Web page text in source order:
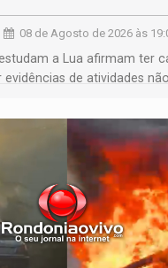
08 de Agosto de 2026 às
a Lua afirmam ter
de atividades